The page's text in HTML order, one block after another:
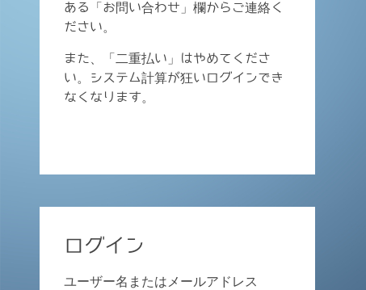
ある「お問い合わせ」欄からご連絡く
ださい。
また、「二重払い」はやめてくださ
い。システム計算が狂いログインでき
なくなります。
ログイン
ユーザー名またはメールアドレス